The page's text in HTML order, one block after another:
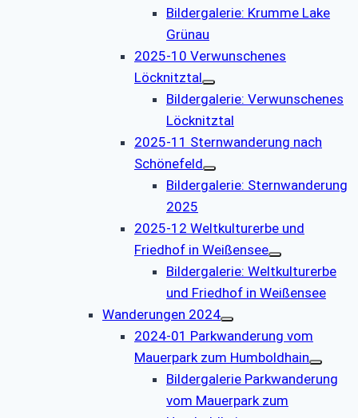
Bildergalerie: Krumme Lake
Grünau
2025-10 Verwunschenes
Löcknitztal
Bildergalerie: Verwunschenes
Löcknitztal
2025-11 Sternwanderung nach
Schönefeld
Bildergalerie: Sternwanderung
2025
2025-12 Weltkulturerbe und
Friedhof in Weißensee
Bildergalerie: Weltkulturerbe
und Friedhof in Weißensee
Wanderungen 2024
2024-01 Parkwanderung vom
Mauerpark zum Humboldhain
Bildergalerie Parkwanderung
vom Mauerpark zum